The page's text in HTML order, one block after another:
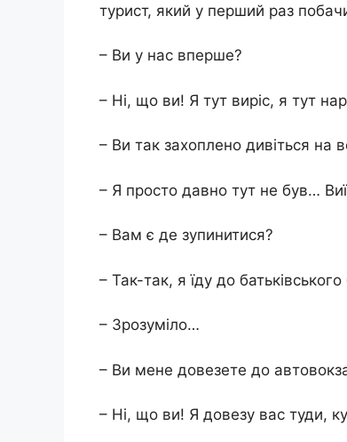
турист, який у перший раз
– Ви у нас вперше?
– Ні, що ви! Я тут виріс, я тут
– Ви так захоплено дивіться на
– Я просто давно тут не був…
– Вам є де зупинитися?
– Так-так, я їду до
– Зрозуміло…
– Ви мене довезете до
– Ні, що ви! Я довезу вас туди,